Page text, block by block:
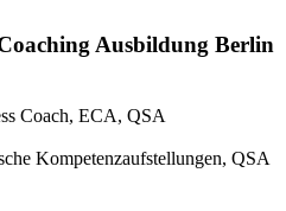
Ausbildung Berlin
Coach, ECA, QSA
Kompetenzaufstellungen, QSA